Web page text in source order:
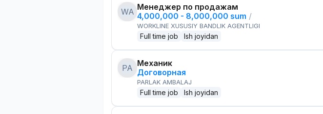
WA Менеджер по продажам
4,000,000 - 8,000,000 sum /
WORKLINE XUSUSIY BANDLIK AGENTLIGI
Full time job Ish joyidan
PA Механик
Договорная
PARLAK AMBALAJ
Full time job Ish joyidan